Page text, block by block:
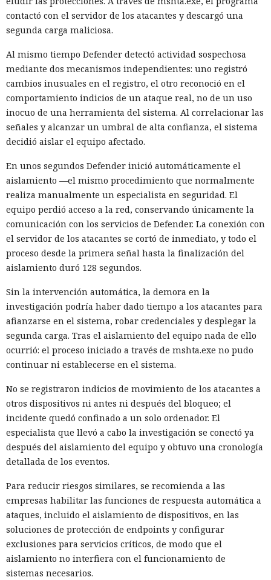
contactó con el servidor de los atacantes y descargó una
segunda carga maliciosa.
Al mismo tiempo Defender detectó actividad sospechosa
mediante dos mecanismos independientes: uno registró
cambios inusuales en el registro, el otro reconoció en el
comportamiento indicios de un ataque real, no de un uso
inocuo de una herramienta del sistema. Al correlacionar las
señales y alcanzar un umbral de alta confianza, el sistema
decidió aislar el equipo afectado.
En unos segundos Defender inició automáticamente el
aislamiento —el mismo procedimiento que normalmente
realiza manualmente un especialista en seguridad. El
equipo perdió acceso a la red, conservando únicamente la
comunicación con los servicios de Defender. La conexión con
el servidor de los atacantes se cortó de inmediato, y todo el
proceso desde la primera señal hasta la finalización del
aislamiento duró 128 segundos.
Sin la intervención automática, la demora en la
investigación podría haber dado tiempo a los atacantes para
afianzarse en el sistema, robar credenciales y desplegar la
segunda carga. Tras el aislamiento del equipo nada de ello
ocurrió: el proceso iniciado a través de mshta.exe no pudo
continuar ni establecerse en el sistema.
No se registraron indicios de movimiento de los atacantes a
otros dispositivos ni antes ni después del bloqueo; el
incidente quedó confinado a un solo ordenador. El
especialista que llevó a cabo la investigación se conectó ya
después del aislamiento del equipo y obtuvo una cronología
detallada de los eventos.
Para reducir riesgos similares, se recomienda a las
empresas habilitar las funciones de respuesta automática a
ataques, incluido el aislamiento de dispositivos, en las
soluciones de protección de endpoints y configurar
exclusiones para servicios críticos, de modo que el
aislamiento no interfiera con el funcionamiento de
sistemas necesarios.